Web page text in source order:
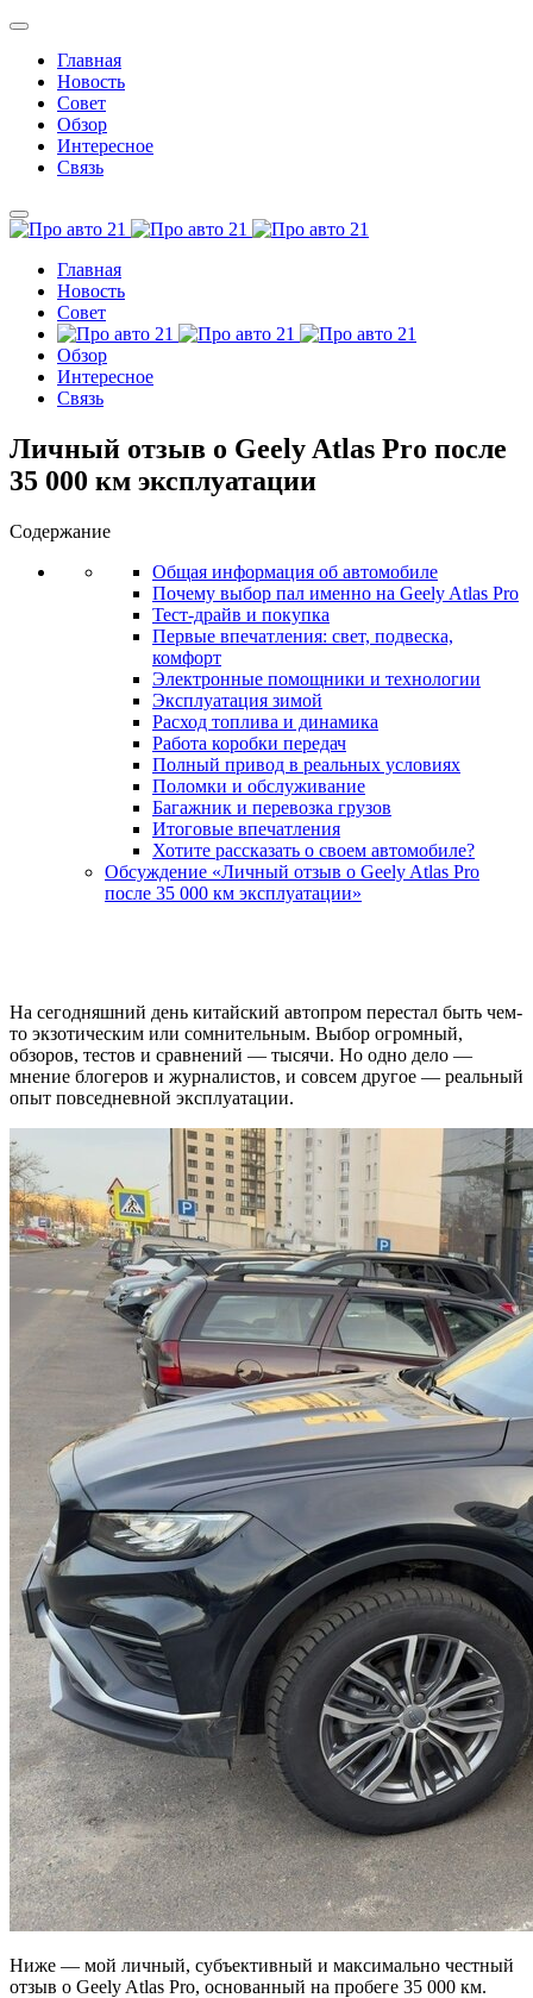
Главная
Новость
Совет
Обзор
Интересное
Связь
Главная
Новость
Совет
Обзор
Интересное
Связь
Личный отзыв о Geely Atlas Pro после
35 000 км эксплуатации
Содержание
Общая информация об автомобиле
Почему выбор пал именно на Geely Atlas Pro
Тест-драйв и покупка
Первые впечатления: свет, подвеска,
комфорт
Электронные помощники и технологии
Эксплуатация зимой
Расход топлива и динамика
Работа коробки передач
Полный привод в реальных условиях
Поломки и обслуживание
Багажник и перевозка грузов
Итоговые впечатления
Хотите рассказать о своем автомобиле?
Обсуждение «Личный отзыв о Geely Atlas Pro
после 35 000 км эксплуатации»
На сегодняшний день китайский автопром перестал быть чем-
то экзотическим или сомнительным. Выбор огромный,
обзоров, тестов и сравнений — тысячи. Но одно дело —
мнение блогеров и журналистов, и совсем другое — реальный
опыт повседневной эксплуатации.
Ниже — мой личный, субъективный и максимально честный
отзыв о Geely Atlas Pro, основанный на пробеге 35 000 км.